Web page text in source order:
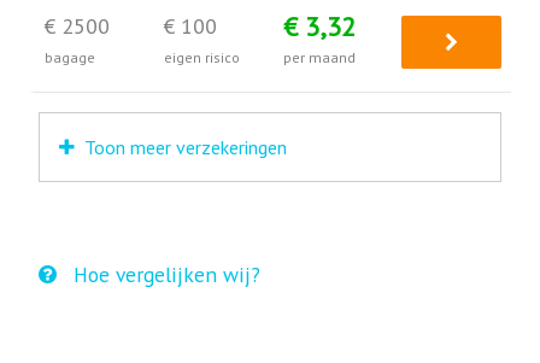
€ 2500
bagage
€ 100
eigen risico
€ 3,32
per maand
Toon meer verzekeringen
Hoe vergelijken wij?